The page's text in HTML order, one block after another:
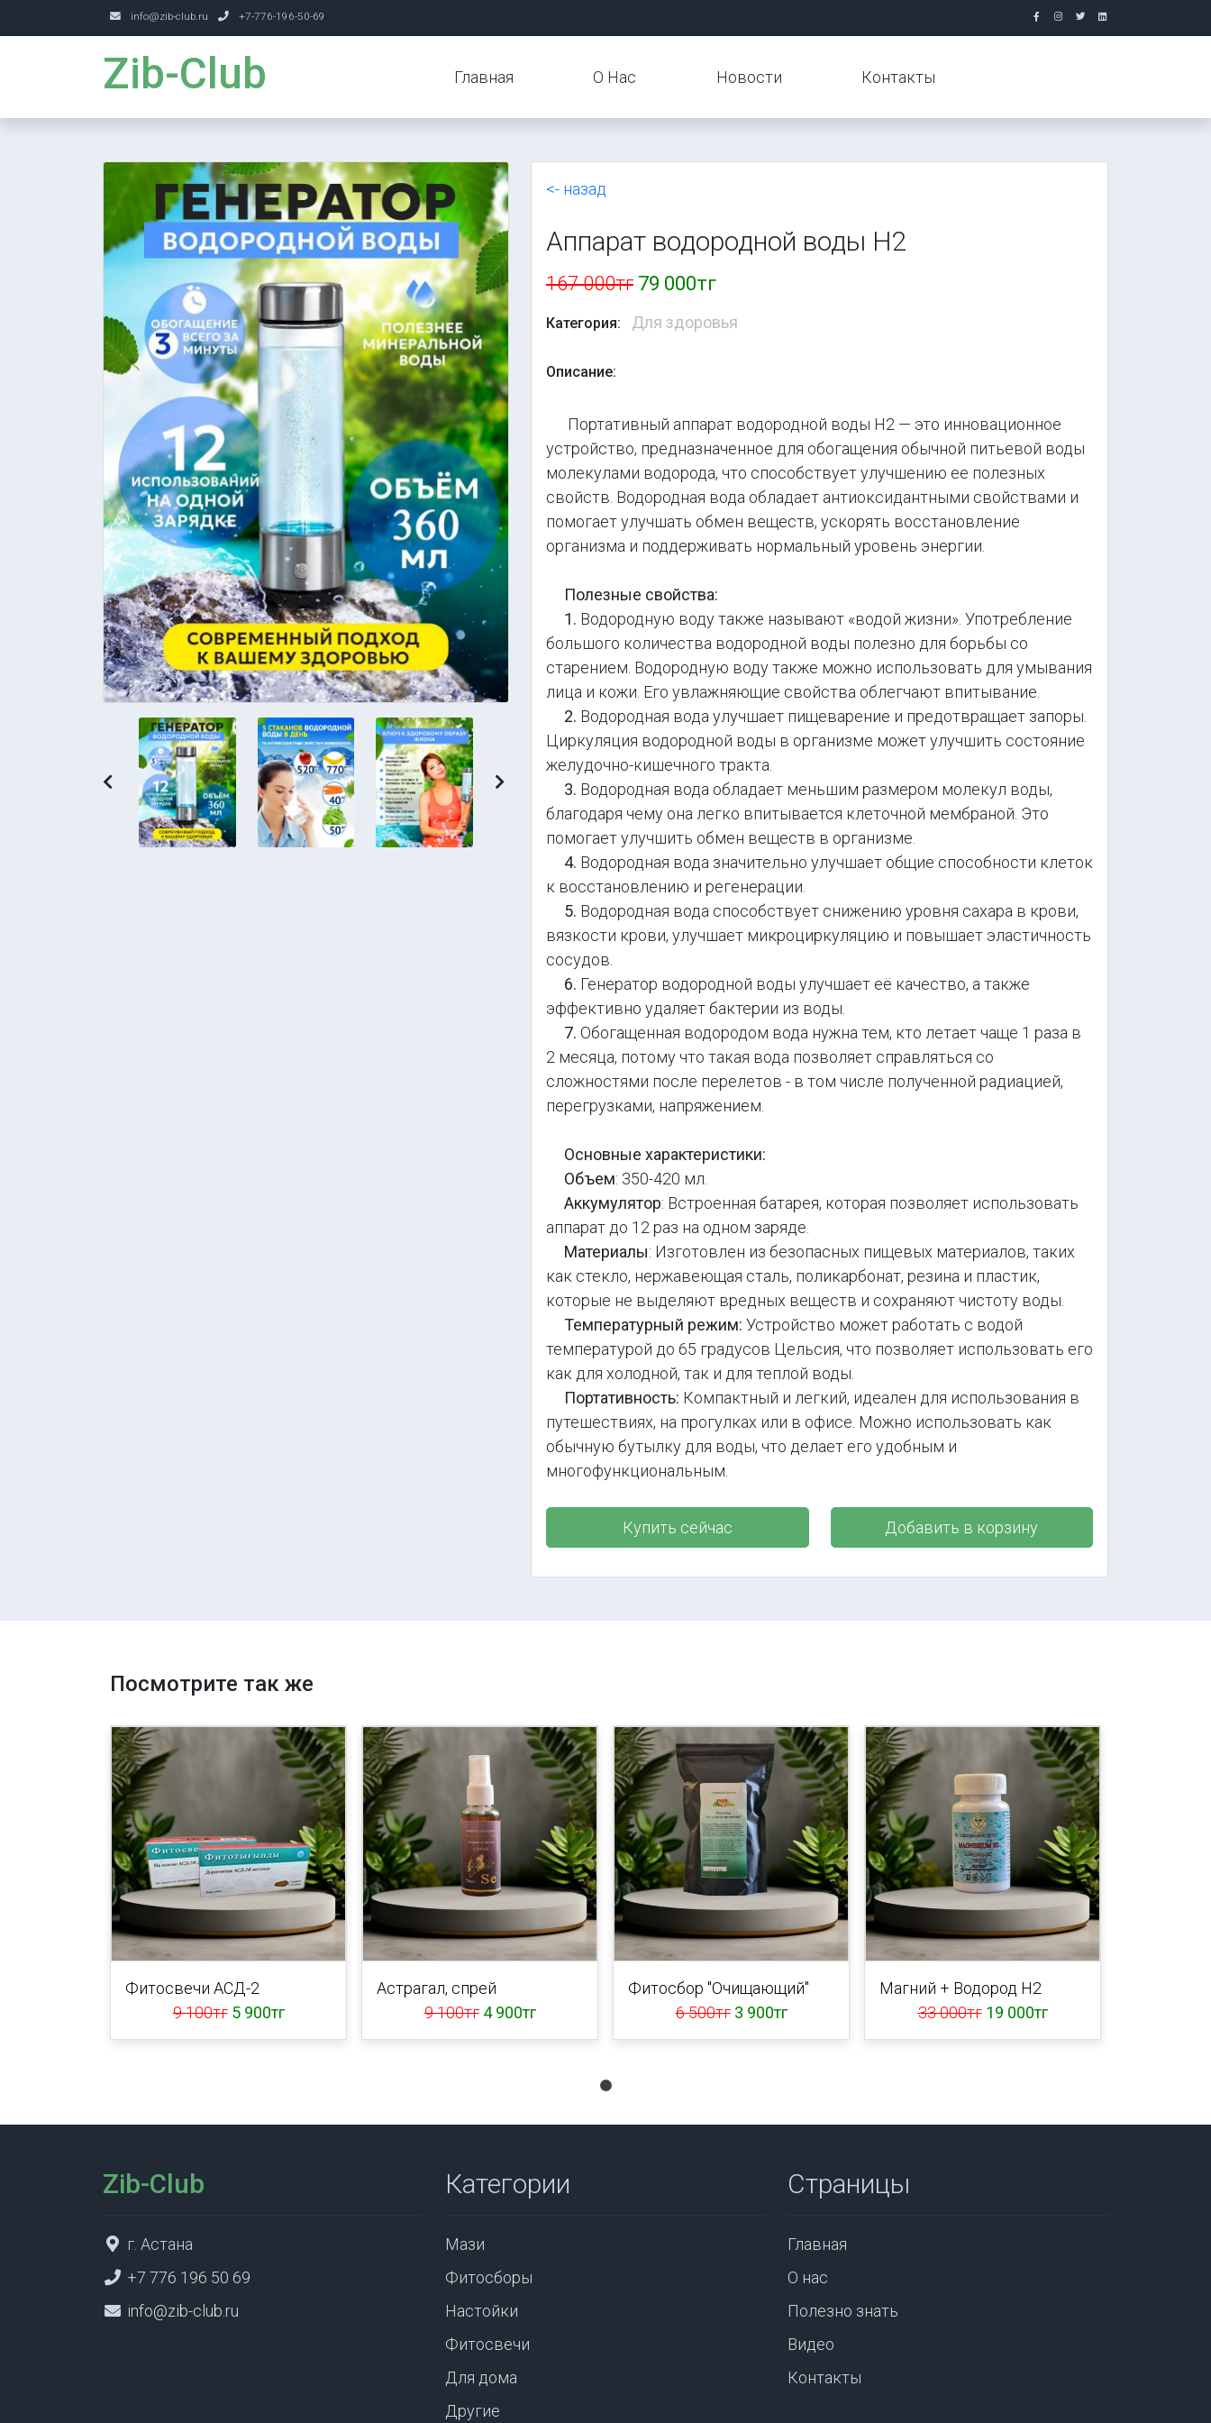
info@zib-club.ru +7-776-196-50-69
Zib-Club Главная О Нас Новости Контакты
Previous Следующий
<- назад
Аппарат водородной воды Н2
167 000тг 79 000тг
Категория: Для здоровья
Описание:
Портативный аппарат водородной воды Н2 — это инновационное
устройство, предназначенное для обогащения обычной питьевой воды
молекулами водорода, что способствует улучшению ее полезных
свойств. Водородная вода обладает антиоксидантными свойствами и
помогает улучшать обмен веществ, ускорять восстановление
организма и поддерживать нормальный уровень энергии.
Полезные свойства:
1. Водородную воду также называют «водой жизни». Употребление
большого количества водородной воды полезно для борьбы со
старением. Водородную воду также можно использовать для умывания
лица и кожи. Его увлажняющие свойства облегчают впитывание.
2. Водородная вода улучшает пищеварение и предотвращает запоры.
Циркуляция водородной воды в организме может улучшить состояние
желудочно-кишечного тракта.
3. Водородная вода обладает меньшим размером молекул воды,
благодаря чему она легко впитывается клеточной мембраной. Это
помогает улучшить обмен веществ в организме.
4. Водородная вода значительно улучшает общие способности клеток
к восстановлению и регенерации.
5. Водородная вода способствует снижению уровня сахара в крови,
вязкости крови, улучшает микроциркуляцию и повышает эластичность
сосудов.
6. Генератор водородной воды улучшает её качество, а также
эффективно удаляет бактерии из воды.
7. Обогащенная водородом вода нужна тем, кто летает чаще 1 раза в
2 месяца, потому что такая вода позволяет справляться со
сложностями после перелетов - в том числе полученной радиацией,
перегрузками, напряжением.
Основные характеристики:
Объем: 350-420 мл.
Аккумулятор: Встроенная батарея, которая позволяет использовать
аппарат до 12 раз на одном заряде.
Материалы: Изготовлен из безопасных пищевых материалов, таких
как стекло, нержавеющая сталь, поликарбонат, резина и пластик,
которые не выделяют вредных веществ и сохраняют чистоту воды.
Температурный режим: Устройство может работать с водой
температурой до 65 градусов Цельсия, что позволяет использовать его
как для холодной, так и для теплой воды.
Портативность: Компактный и легкий, идеален для использования в
путешествиях, на прогулках или в офисе. Можно использовать как
обычную бутылку для воды, что делает его удобным и
многофункциональным.
Купить сейчас Добавить в корзину
Посмотрите так же
Фитосвечи АСД-2
9 100тг 5 900тг
Астрагал, спрей
9 100тг 4 900тг
Фитосбор "Очищающий"
6 500тг 3 900тг
Магний + Водород Н2
33 000тг 19 000тг
Zib-Club
г. Астана
+7 776 196 50 69
info@zib-club.ru
Категории
Мази
Фитосборы
Настойки
Фитосвечи
Для дома
Другие
Страницы
Главная
О нас
Полезно знать
Видео
Контакты